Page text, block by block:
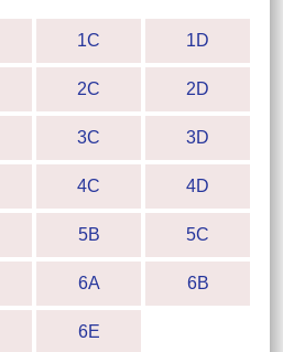
1C 1D
2C 2D
3C 3D
4C 4D
5B 5C
6A 6B
6E